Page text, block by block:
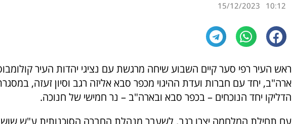
10:12
15/12/2023
ראש העיר רפי סער קיים השבוע שיחה מרגשת עם נציגי יהדות העיר
ארה"ב, יחד עם חברות ועדת ההיגוי מכפר סבא אליזה רגב וסיון זעזה,
הדליקו יחד הנוכחים – בכפר סבא ובארה"ב – נר חמישי של חנוכה.
עם תחילת המלחמה יצרו רגב, לשעבר מנהלת החברה הסוכנותית ע"ש